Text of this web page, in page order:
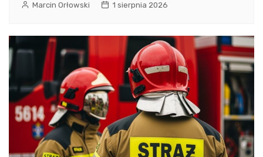
Marcin Orłowski 1 sierpnia 2026